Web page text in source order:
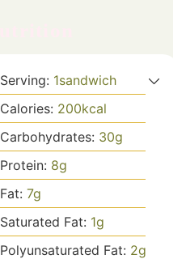
Serving: 1sandwich
Calories: 200kcal
Carbohydrates: 30g
Protein: 8g
Fat: 7g
Saturated Fat: 1g
Polyunsaturated Fat: 2g